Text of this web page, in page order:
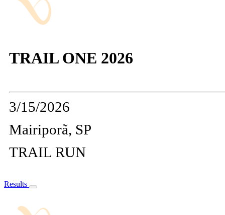
TRAIL ONE 2026
3/15/2026
Mairiporã, SP
TRAIL RUN
Results